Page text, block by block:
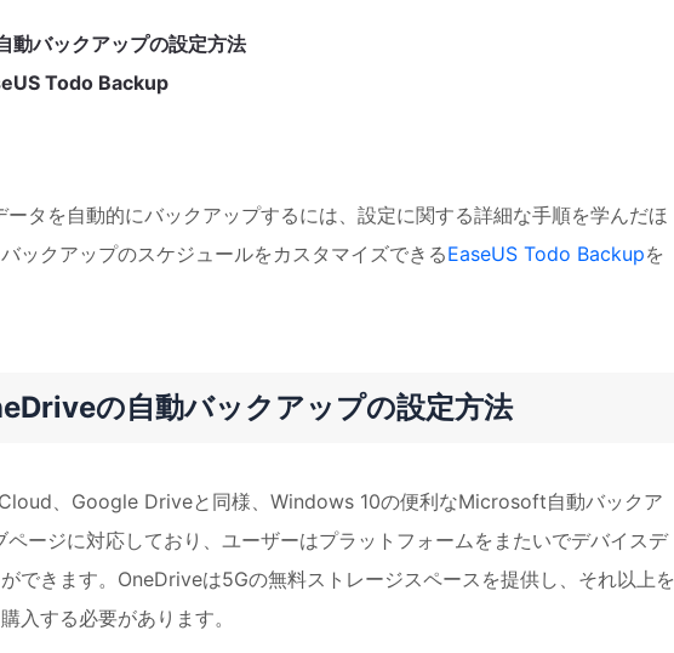
バックアップの設定方法
Todo Backup
タを自動的にバックアップするには、設定に関する詳細な手順を学んだほ
ックアップのスケジュールをカスタマイズできるEaseUS Todo Backupを
の自動バックアップの設定方法
、Google Driveと同様、Windows 10の便利なMicrosoft自動バックア
ージに対応しており、ユーザーはプラットフォームをまたいでデバイスデ
できます。OneDriveは5Gの無料ストレージスペースを提供し、それ以上を
入する必要があります。